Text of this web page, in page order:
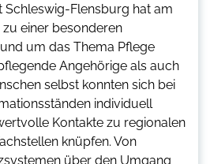
Schleswig-Flensburg hat am
einer besonderen
um das Thema Pflege
Angehörige als auch
selbst konnten sich bei
individuell
Kontakte zu regionalen
knüpfen. Von
über den Umgang